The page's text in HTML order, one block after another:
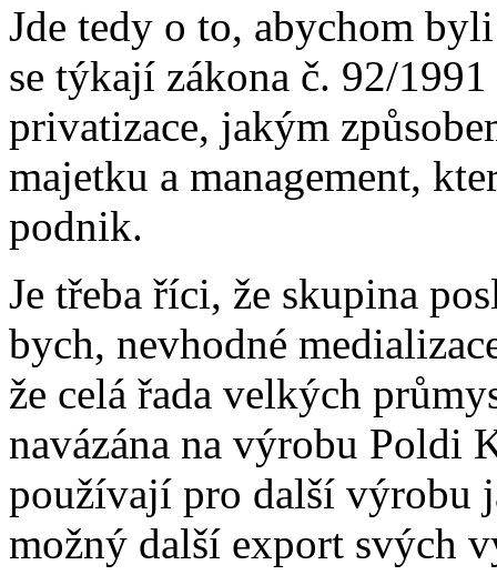
Jde tedy o to, abychom
se týkají zákona č. 92/
privatizace, jakým
majetku a management,
podnik.
Je třeba říci, že skupina
bych, nevhodné
že celá řada velkých
navázána na výrobu Poldi
používají pro další výrobu
možný další export svých